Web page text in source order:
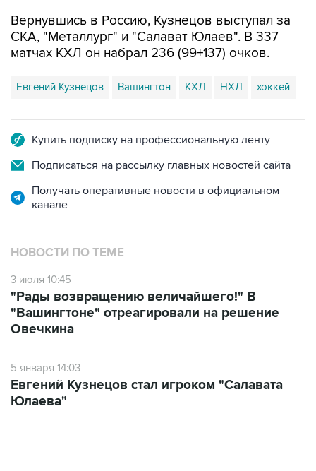
Вернувшись в Россию, Кузнецов выступал за
СКА, "Металлург" и "Салават Юлаев". В 337
матчах КХЛ он набрал 236 (99+137) очков.
Евгений Кузнецов Вашингтон КХЛ НХЛ хоккей
Купить подписку на профессиональную ленту
Подписаться на рассылку главных новостей сайта
Получать оперативные новости в официальном
канале
НОВОСТИ ПО ТЕМЕ
3 июля 10:45
"Рады возвращению величайшего!" В
"Вашингтоне" отреагировали на решение
Овечкина
5 января 14:03
Евгений Кузнецов стал игроком "Салавата
Юлаева"